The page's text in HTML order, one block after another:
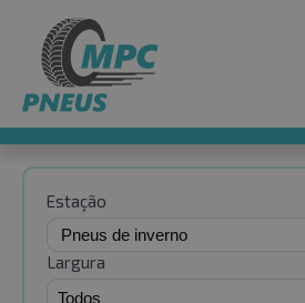
Estação
Largura